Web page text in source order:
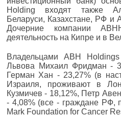
Holding входят также
Беларуси, Казахстане, РФ и
Дочерние компании
деятельность на Кипре и в
Владельцами ABH
Львова Михаил Фридман -
Герман Хан - 23,27% (в
Израиля, проживают в
Кузмичев - 18,12%, Петр
- 4,08% (все - граждане РФ,
Mark Foundation for Cancer